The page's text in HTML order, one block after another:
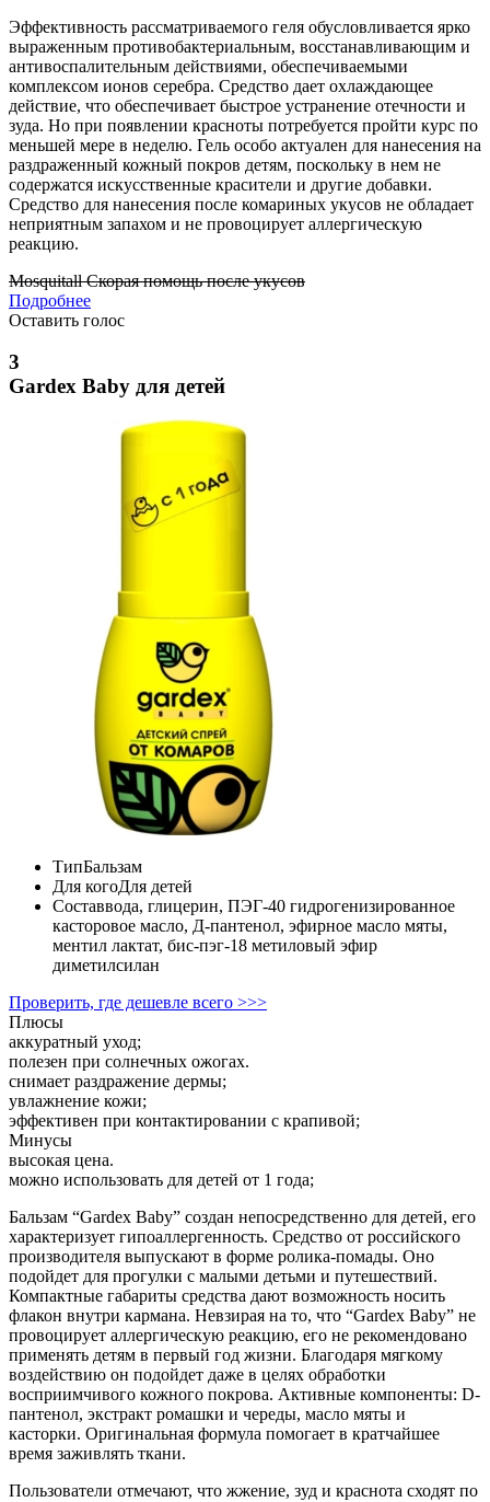
Эффективность рассматриваемого геля обусловливается ярко
выраженным противобактериальным, восстанавливающим и
антивоспалительным действиями, обеспечиваемыми
комплексом ионов серебра. Средство дает охлаждающее
действие, что обеспечивает быстрое устранение отечности и
зуда. Но при появлении красноты потребуется пройти курс по
меньшей мере в неделю. Гель особо актуален для нанесения на
раздраженный кожный покров детям, поскольку в нем не
содержатся искусственные красители и другие добавки.
Средство для нанесения после комариных укусов не обладает
неприятным запахом и не провоцирует аллергическую
реакцию.
Mosquitall Скорая помощь после укусов
Подробнее
Оставить голос
3
Gardex Baby для детей
ТипБальзам
Для когоДля детей
Составвода, глицерин, ПЭГ-40 гидрогенизированное
касторовое масло, Д-пантенол, эфирное масло мяты,
ментил лактат, бис-пэг-18 метиловый эфир
диметилсилан
Проверить, где дешевле всего >>>
Плюсы
аккуратный уход;
полезен при солнечных ожогах.
снимает раздражение дермы;
увлажнение кожи;
эффективен при контактировании с крапивой;
Минусы
высокая цена.
можно использовать для детей от 1 года;
Бальзам “Gardex Baby” создан непосредственно для детей, его
характеризует гипоаллергенность. Средство от российского
производителя выпускают в форме ролика-помады. Оно
подойдет для прогулки с малыми детьми и путешествий.
Компактные габариты средства дают возможность носить
флакон внутри кармана. Невзирая на то, что “Gardex Baby” не
провоцирует аллергическую реакцию, его не рекомендовано
применять детям в первый год жизни. Благодаря мягкому
воздействию он подойдет даже в целях обработки
восприимчивого кожного покрова. Активные компоненты: D-
пантенол, экстракт ромашки и череды, масло мяты и
касторки. Оригинальная формула помогает в кратчайшее
время заживлять ткани.
Пользователи отмечают, что жжение, зуд и краснота сходят по